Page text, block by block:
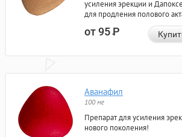
усиления эрекции и
для продления полового
от 95Р
Аванафил
100 мг
Препарат для усиления
нового поколения!